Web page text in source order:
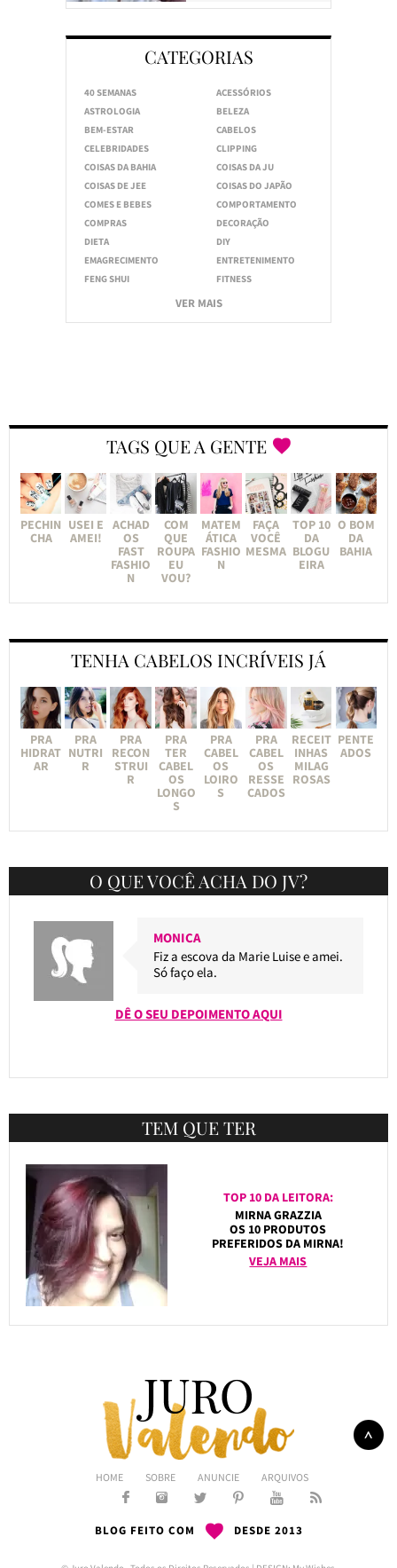
CATEGORIAS
40 SEMANAS
ACESSÓRIOS
ASTROLOGIA
BELEZA
BEM-ESTAR
CABELOS
CELEBRIDADES
CLIPPING
COISAS DA BAHIA
COISAS DA JU
COISAS DE JEE
COISAS DO JAPÃO
COMES E BEBES
COMPORTAMENTO
COMPRAS
DECORAÇÃO
DIETA
DIY
EMAGRECIMENTO
ENTRETENIMENTO
FENG SHUI
FITNESS
VER MAIS
TAGS QUE A GENTE
PECHIN
CHA
USEI E
AMEI!
ACHAD
OS
FAST
FASHIO
N
COM
QUE
ROUPA
EU
VOU?
MATEM
ÁTICA
FASHIO
N
FAÇA
VOCÊ
MESMA
TOP 10
DA
BLOGU
EIRA
O BOM
DA
BAHIA
TENHA CABELOS INCRÍVEIS JÁ
PRA
HIDRAT
AR
PRA
NUTRI
R
PRA
RECON
STRUI
R
PRA
TER
CABEL
OS
LONGO
S
PRA
CABEL
OS
LOIRO
S
PRA
CABEL
OS
RESSE
CADOS
RECEIT
INHAS
MILAG
ROSAS
PENTE
ADOS
O QUE VOCÊ ACHA DO JV?
MONICA
Fiz a escova da Marie Luise e amei.
Só faço ela.
DÊ O SEU DEPOIMENTO AQUI
TEM QUE TER
TOP 10 DA LEITORA:
MIRNA GRAZZIA
OS 10 PRODUTOS
PREFERIDOS DA MIRNA!
VEJA MAIS
HOME SOBRE ANUNCIE ARQUIVOS
BLOG FEITO COM DESDE 2013